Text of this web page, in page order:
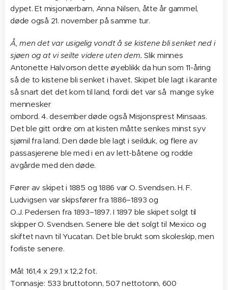
dypet. Et misjonærbarn, Anna Nilsen, åtte år gammel,
døde også 21. november på samme tur.
Å, men det var usigelig vondt å se kistene bli senket ned i
sjøen og at vi seilte videre uten dem. Slik minnes
Antonette Halvorson dette øyeblikk da hun som 11-åring
så de to kistene bli senket i havet. Skipet ble lagt i karante
så snart det det kom til land, fordi det var så mange syke
mennesker
ombord. 4. desember døde også Misjonsprest Minsaas.
Det ble gitt ordre om at kisten måtte senkes minst syv
sjømil fra land. Den døde ble lagt i seilduk, og flere av
passasjerene ble med i en av lett-båtene og rodde
avgårde med den døde.
Fører av skipet i 1885 og 1886 var O. Svendsen. H. F.
Ludvigsen var skipsfører fra 1886–1893 og
O.J. Pedersen fra 1893–1897. I 1897 ble skipet solgt til
skipper O. Svendsen. Senere ble det solgt til Mexico og
skiftet navn til Yucatan. Det ble brukt som skoleskip, men
forliste senere.
Mål: 161,4 x 29,1 x 12,2 fot.
Tonnasje: 533 bruttotonn, 507 nettotonn, 600